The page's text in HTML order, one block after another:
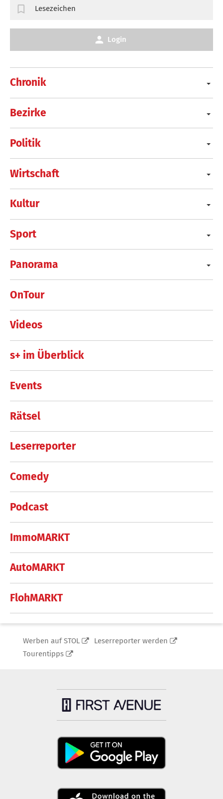
Chronik
Bezirke
Politik
Wirtschaft
Kultur
Sport
Panorama
OnTour
Videos
s+ im Überblick
Events
Rätsel
Leserreporter
Comedy
Podcast
ImmoMARKT
AutoMARKT
FlohMARKT
Lesezeichen
Login
Werben auf STOL
Leserreporter werden
Tourentipps